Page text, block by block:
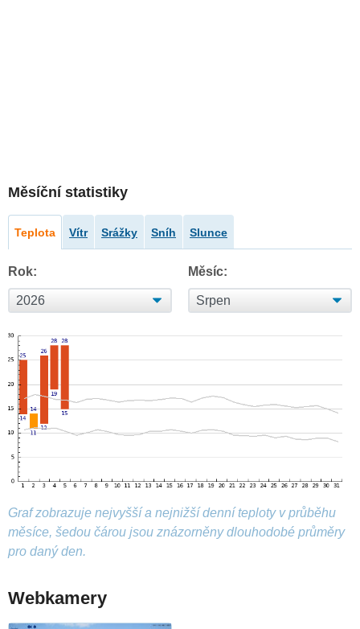
Měsíční statistiky
Teplota Vítr Srážky Sníh Slunce
Rok: Měsíc:
Graf zobrazuje nejvyšší a nejnižší denní teploty v průběhu
měsíce, šedou čárou jsou znázorněny dlouhodobé průměry
pro daný den.
Webkamery